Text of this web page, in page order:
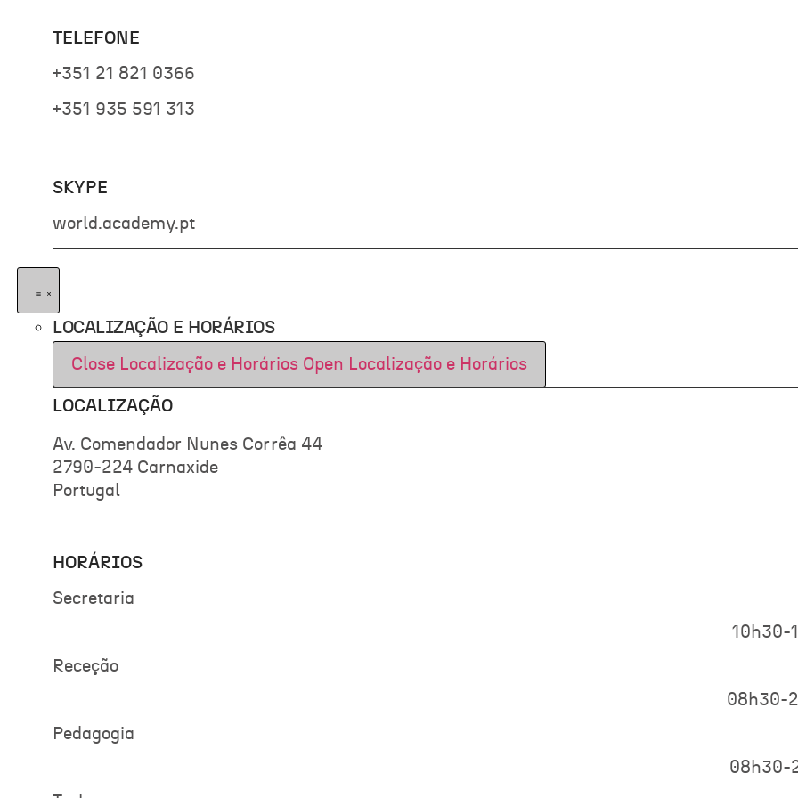
TELEFONE
+351 21 821 0366
+351 935 591 313
SKYPE
world.academy.pt
LOCALIZAÇÃO E HORÁRIOS
Close Localização e Horários Open Localização e Horários
LOCALIZAÇÃO
Av. Comendador Nunes Corrêa 44
2790-224 Carnaxide
Portugal
HORÁRIOS
Secretaria
10h30-
Receção
08h30-
Pedagogia
08h30-